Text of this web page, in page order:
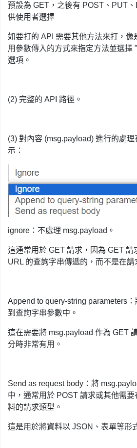
預設為 GET，之後有 POST、PUT
供使用者選擇
如要打的 API 需要其他方法來打，像
用參數傳入的方式來指定方法並選擇
選項。
(2) 完整的 API 路徑。
(3) 對內容 (msg.payload) 進行的處
示：
ignore：不處理 msg.payload 。
這通常用於 GET 請求，因為 GET 請
URL 的查詢字串傳遞的，而不是在請
Append to query-string parameters：
到查詢字串參數中。
這在需要將 msg.payload 作為 GET
分時非常有用。
Send as request body：將
中，通常用於 POST 請求或其他需
料的請求類型。
這是用於將資料以 JSON、表單等形